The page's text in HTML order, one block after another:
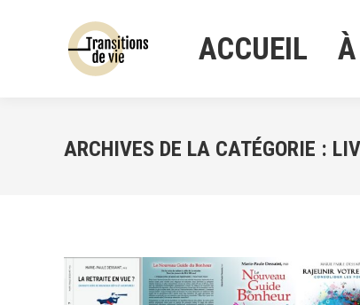
ACCUEIL
ARCHIVES DE LA CATÉGORIE :
ACCUEIL